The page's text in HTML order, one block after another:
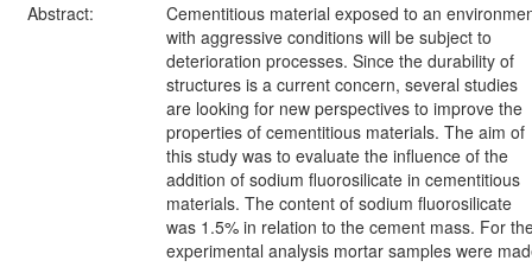
Abstract:
Cementitious material exposed to an
with aggressive conditions will be subject to
deterioration processes. Since the durability of
structures is a current concern, several studies
are looking for new perspectives to improve the
properties of cementitious materials. The aim of
this study was to evaluate the influence of the
addition of sodium fluorosilicate in cementitious
materials. The content of sodium fluorosilicate
was 1.5% in relation to the cement mass. For
experimental analysis mortar samples were